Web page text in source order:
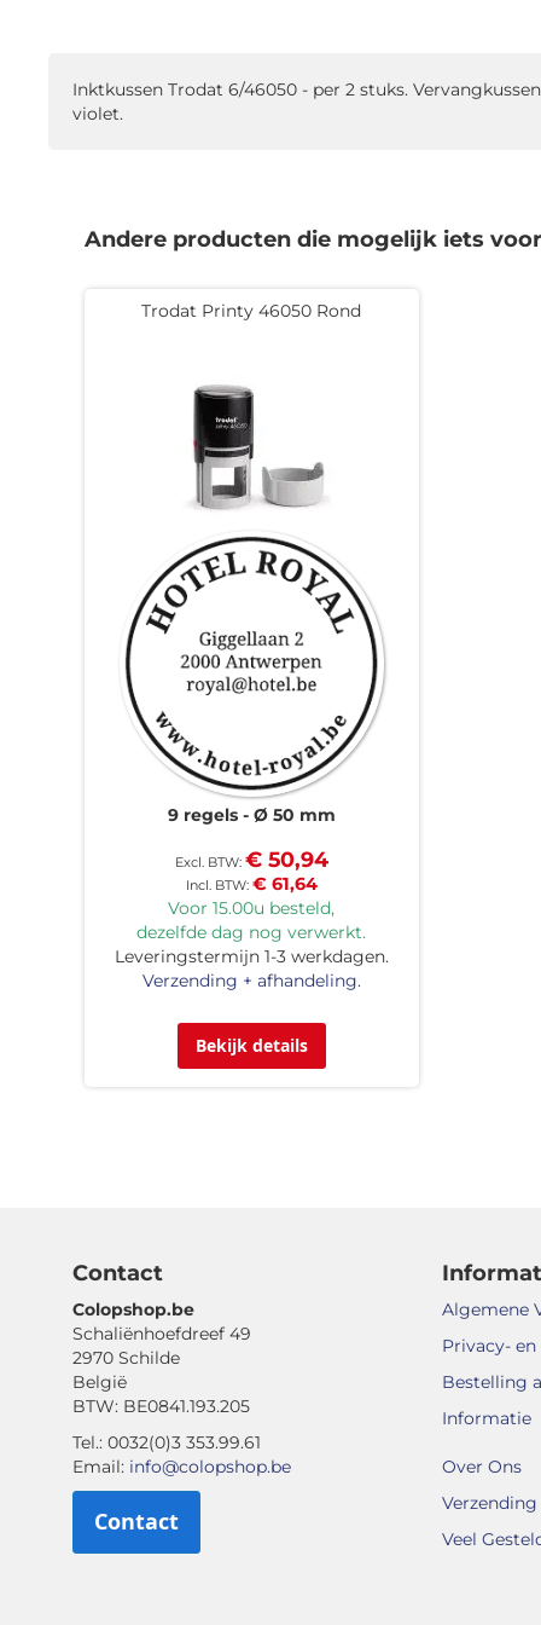
vanInktkussen Trodat 6/46050 - per 2 stuks.
violet.
Andere producten die mogelijk iets
Trodat Printy 46050 Rond
9 regels Ø 50 mm
€ 61,64
€ 50,94
Voor 15.00u besteld,
dezelfde dag nog verwerkt.
Leveringstermijn 1-3 werkdagen.
Verzending + afhandeling.
Bekijk details
Contact
Colopshop.be
Schaliënhoefdreef 49
2970 Schilde
België
BTW: BE0841.193.205
Tel.: 0032(0)3 353.99.61
Email: info@colopshop.be
Contact
Algemene
Privacy-
Bestelling
Informatie
Over Ons
Veel